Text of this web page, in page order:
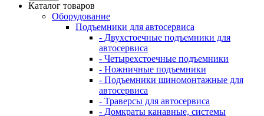
Каталог товаров
Оборудование
Подъемники для автосервиса
- Двухстоечные подъемники для
автосервиса
- Четырехстоечные подъемники
- Ножничные подъемники
- Подъемники шиномонтажные для
автосервиса
- Траверсы для автосервиса
- Домкраты канавные, системы